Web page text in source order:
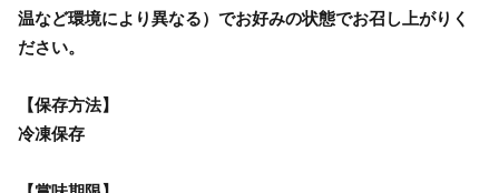
温など環境により異なる）でお好みの状態でお召し上がりく
ださい。
【保存方法】
冷凍保存